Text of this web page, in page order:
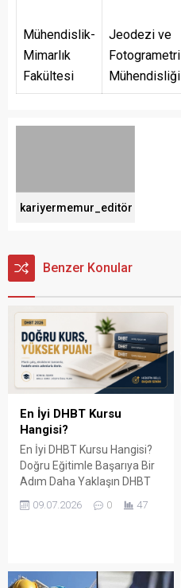
Mühendislik-
Mimarlık
Fakültesi
Jeodezi ve
Fotogrametri
Mühendisliği
kariyermemur_editör
Benzer Konular
En İyi DHBT Kursu
Hangisi?
En İyi DHBT Kursu Hangisi?
Doğru Eğitimle Başarıya Bir
Adım Daha Yaklaşın DHBT
(Din Hizmetleri Alan Bilgisi
Testi), Diyanet İşleri
Her yıl binlerce aday bu
09.07.2026 0 47